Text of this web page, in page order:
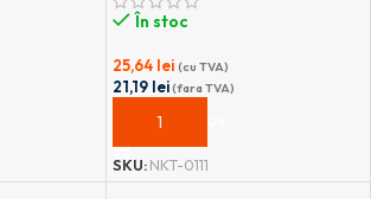
În stoc
25,64 lei (cu TVA)
21,19 lei(fara TVA)
ADAUGĂ ÎN COȘ
SKU:NKT-0111